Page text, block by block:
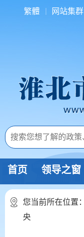
繁體 网站集群
首页 领导之窗
您当前所在位置：
央